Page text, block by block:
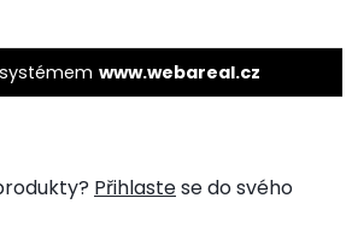
www.webareal.cz
Přihlastese do svého